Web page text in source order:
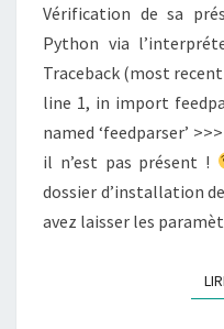
Vérification de sa
Python via
Traceback (most
line 1, in import
named ‘feedparser’
il n’est pas présent !
dossier d’installation
avez laisser les